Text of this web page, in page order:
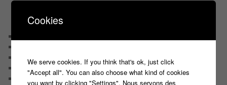
N’oubliez Pas Les Paroles
Tout le monde veut prendre sa place
Il était une fois ….
Le candidat masqué
Le trombinoscope des Joueurs
Cookies
We serve cookies. If you think that's ok, just click
"Accept all". You can also choose what kind of cookies
you want by clicking "Settings". Nous servons des